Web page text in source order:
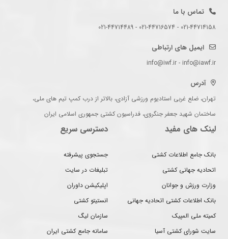
تماس با ما
021-44714158 - 021-44716574 - 021-44714489
ایمیل های ارتباطی
info@iwf.ir - info@iawf.ir
آدرس
تهران، ضلع غربی استادیوم ورزشی آزادی، بالاتر از درب کمپ تیم های ملی،
ساختمان شهید جعفر جنگروی، فدراسیون کشتی جمهوری اسلامی ایران
لینک های مفید
بانک جامع اطلاعات کشتی
اتحادیه جهانی کشتی
وزارت ورزش و جوانان
بانک اطلاعات کشتی اتحادیه جهانی
کمیته ملی المپیک
سایت شورای کشتی آسیا
دسترسی سریع
جستجوی پیشرفته
تبلیغات در سایت
اپلیکیشن داوران
انستیتو کشتی
سازمان لیگ
سامانه جامع کشتی ایران